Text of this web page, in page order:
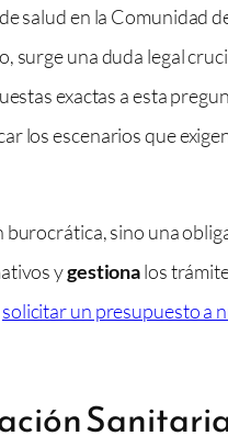
salud en la Comunidad
surge una duda legal
exactas a esta
los escenarios que
sino una
ygestionalos
solicitar un presupuesto a